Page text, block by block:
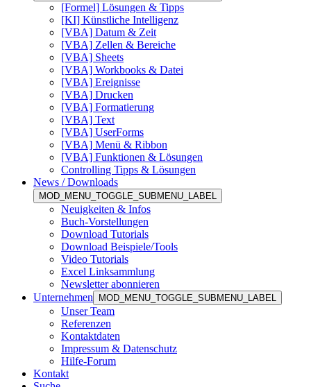
[Formel] Lösungen & Tipps
[KI] Künstliche Intelligenz
[VBA] Datum & Zeit
[VBA] Zellen & Bereiche
[VBA] Sheets
[VBA] Workbooks & Datei
[VBA] Ereignisse
[VBA] Drucken
[VBA] Formatierung
[VBA] Text
[VBA] UserForms
[VBA] Menü & Ribbon
[VBA] Funktionen & Lösungen
Controlling Tipps & Lösungen
News / Downloads
MOD_MENU_TOGGLE_SUBMENU_LABEL
Neuigkeiten & Infos
Buch-Vorstellungen
Download Tutorials
Download Beispiele/Tools
Video Tutorials
Excel Linksammlung
Newsletter abonnieren
Unternehmen
MOD_MENU_TOGGLE_SUBMENU_LABEL
Unser Team
Referenzen
Kontaktdaten
Impressum & Datenschutz
Hilfe-Forum
Kontakt